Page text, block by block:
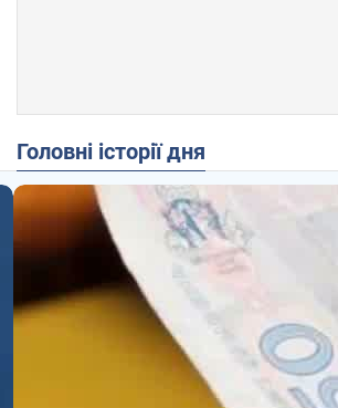
Головні історії дня